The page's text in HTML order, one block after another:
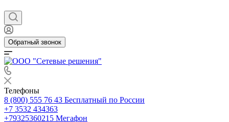
Обратный звонок
Телефоны
8 (800) 555 76 43 Бесплатный по России
+7 3532 434363
+79325360215 Мегафон